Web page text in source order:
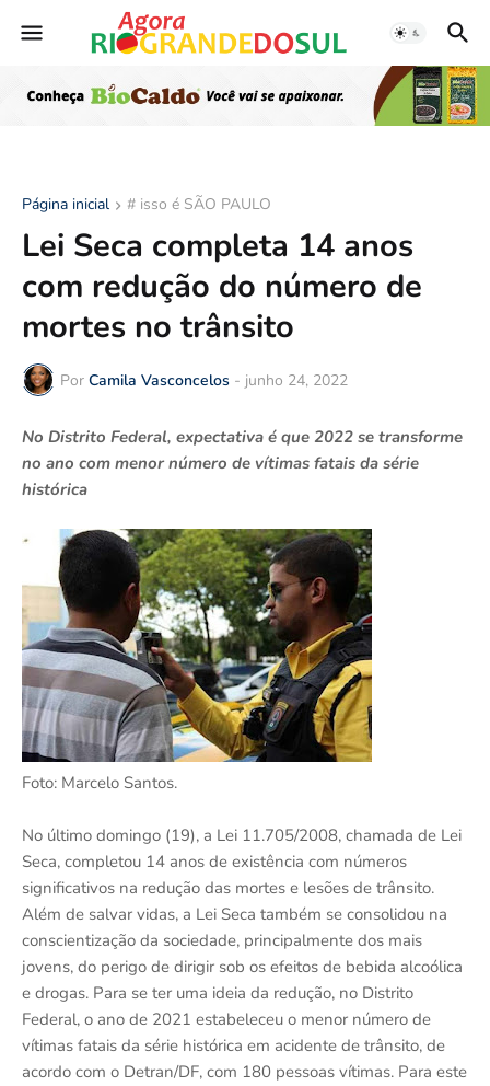
Página inicial # isso é SÃO PAULO
Lei Seca completa 14 anos
com redução do número de
mortes no trânsito
Por Camila Vasconcelos - junho 24, 2022
No Distrito Federal, expectativa é que 2022 se transforme
no ano com menor número de vítimas fatais da série
histórica
Foto: Marcelo Santos.
No último domingo (19), a Lei 11.705/2008, chamada de Lei
Seca, completou 14 anos de existência com números
significativos na redução das mortes e lesões de trânsito.
Além de salvar vidas, a Lei Seca também se consolidou na
conscientização da sociedade, principalmente dos mais
jovens, do perigo de dirigir sob os efeitos de bebida alcoólica
e drogas. Para se ter uma ideia da redução, no Distrito
Federal, o ano de 2021 estabeleceu o menor número de
vítimas fatais da série histórica em acidente de trânsito, de
acordo com o Detran/DF, com 180 pessoas vítimas. Para este